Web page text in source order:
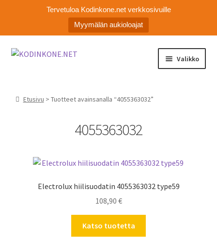
Tervetuloa Kodinkone.net verkkosivuille
Myymälän aukioloajat
Siirry
Siirry
Valikko
Asiakaspalvelu
Etusivu > Tuotteet avainsanalla “4055363032”
4055363032
Electrolux hiilisuodatin 4055363032 type59
108,90 €
Katso tuotetta